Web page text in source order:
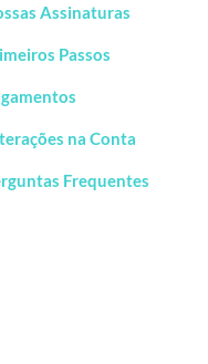
Assinaturas
Passos
na Conta
Frequentes